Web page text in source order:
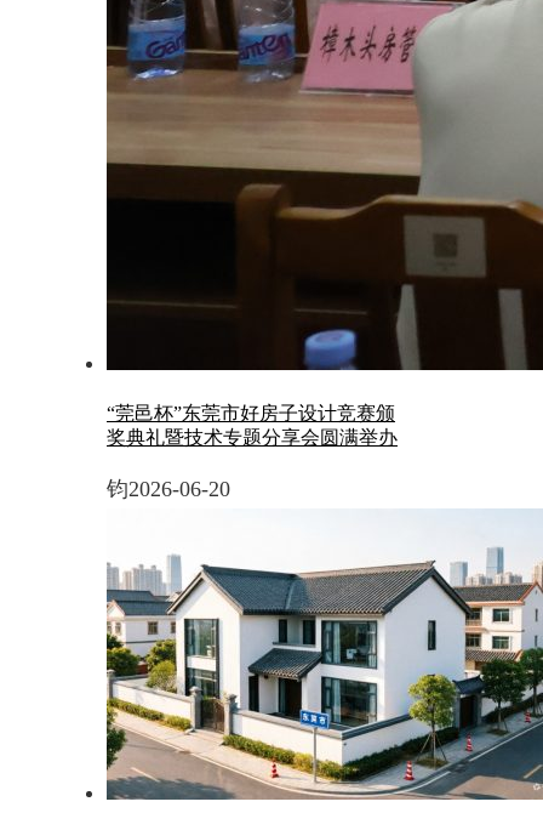
“莞邑杯”东莞市好房子设计竞赛颁
奖典礼暨技术专题分享会圆满举办
钧2026-06-20